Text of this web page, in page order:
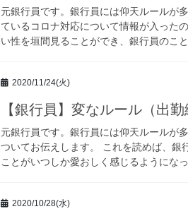
元銀行員です。銀行員には仰天ルールが
ているコロナ対応について情報が入った
い性を垣間見ることができ、銀行員のこ
2020/11/24(火)
【銀行員】変なルール（出勤
元銀行員です。銀行員には仰天ルールが
ついてお伝えします。 これを読めば、銀
ことがいつしか愛おしく感じるようにな
2020/10/28(水)